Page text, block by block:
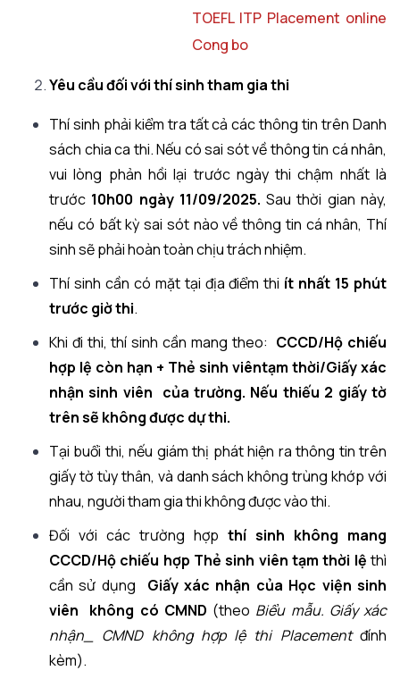
TOEFL ITP Placement online
Cong bo
Yêu cầu đối với thí sinh tham gia thi
Thí sinh phải kiểm tra tất cả các thông tin trên Danh
sách chia ca thi. Nếu có sai sót về thông tin cá nhân,
vui lòng phản hồi lại trước ngày thi chậm nhất là
trước 10h00 ngày 11/09/2025. Sau thời gian này,
nếu có bất kỳ sai sót nào về thông tin cá nhân, Thí
sinh sẽ phải hoàn toàn chịu trách nhiệm.
Thí sinh cần có mặt tại địa điểm thi ít nhất 15 phút
trước giờ thi.
Khi đi thi, thí sinh cần mang theo: CCCD/Hộ chiếu
hợp lệ còn hạn + Thẻ sinh viêntạm thời/Giấy xác
nhậnsinh viên của trường. Nếu thiếu 2 giấy tờ
trên sẽ không được dự thi.
Tại buổi thi, nếu giám thị phát hiện ra thông tin trên
giấy tờ tùy thân, và danh sách không trùng khớp với
nhau, người tham gia thi không được vào thi.
Đối với các trường hợp thí sinh không mang
CCCD/Hộ chiếu hợp Thẻ sinh viên tạm thời lệthì
cần sử dụng
Giấy xác nhận của Học viện sinh
viên
không có CMND (theo Biểu mẫu. Giấy xác
nhận_ CMND không hợp lệ thi Placementđính
kèm).